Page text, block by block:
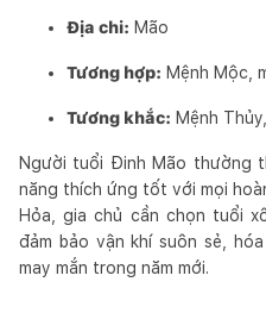
Địa chi: Mão
Tương hợp: Mệnh Mộc,
Tương khắc: Mệnh
Người tuổi Đinh Mão thường
năng thích ứng tốt với mọi
Hỏa, gia chủ cần chọn tuổi
đảm bảo vận khí suôn sẻ,
may mắn trong năm mới.